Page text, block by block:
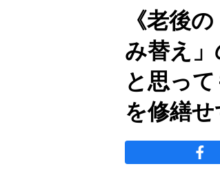
《老後
み替え
と思っ
を修繕